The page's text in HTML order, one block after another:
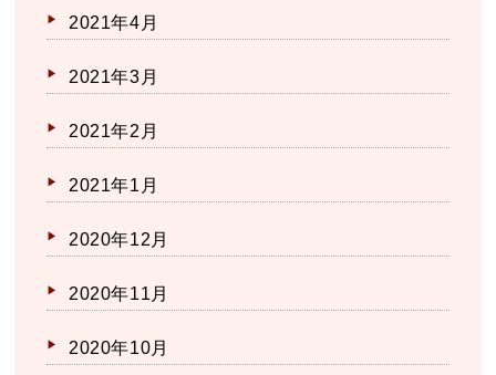
2021年4月
2021年3月
2021年2月
2021年1月
2020年12月
2020年11月
2020年10月